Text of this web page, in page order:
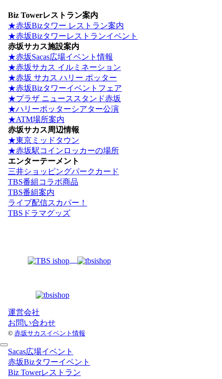
Biz Towerレストラン案内
★赤坂Bizタワー レストラン案内
★赤坂Bizタワーレストランイベント
赤坂サカス施設案内
★赤坂Sacas広場イベント情報
★赤坂サカス イルミネーション
★赤坂 サカス ハリー ポッター
★赤坂Bizタワーイベントフェア
★プラザ ニューススタンド赤坂
★ハリーポッターシアター公演
★ATM場所案内
赤坂サカス周辺情報
★東京ミッドタウン
★赤坂駅コインロッカーの場所
エンターテーメント
三井ショッピングパークカード
TBS番組コラボ商品
TBS番組案内
ライブ配信スカパー！
TBSドラマグッズ
運営会社
お問い合わせ
© 赤坂サカスイベント情報
Sacas広場イベント
赤坂Bizタワーイベント
Biz Towerレストラン